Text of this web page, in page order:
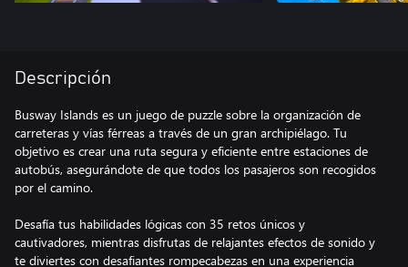
Descripción
Busway Islands es un juego de puzzle sobre la organización de
carreteras y vías férreas a través de un gran archipiélago. Tu
objetivo es crear una ruta segura y eficiente entre estaciones de
autobús, asegurándote de que todos los pasajeros son recogidos
por el camino.
Desafía tus habilidades lógicas con 35 retos únicos y
cautivadores, mientras disfrutas de relajantes efectos de sonido y
te diviertes con desafiantes rompecabezas en una experiencia